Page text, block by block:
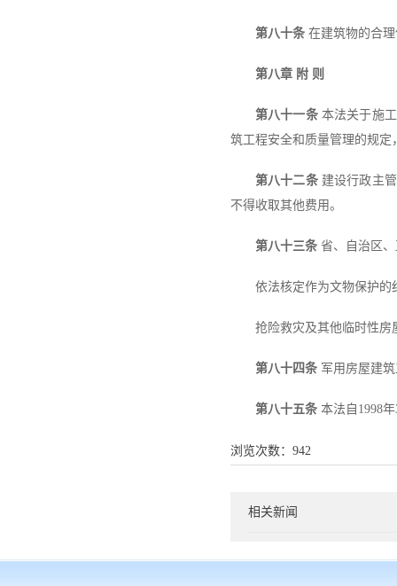
第八十条 在建筑物的合
第八章 附 则
第八十一条本法关于施
筑工程安全和质量管理的规
第八十二条建设行政主
不得收取其他费用。
第八十三条 省、自治区
依法核定作为文物保护的
抢险救灾及其他临时性房
第八十四条 军用房屋建
第八十五条 本法自1998
浏览次数： 942
相关新闻